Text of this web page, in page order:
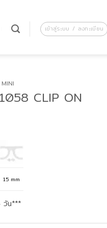
เข้าสู่ระบบ / ลงทะเบียน
MINI
CLIP ON
฿
15 mm
วัน***